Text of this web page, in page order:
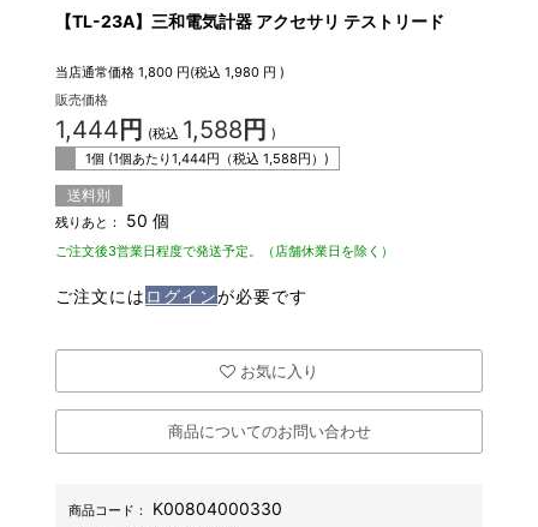
【TL-23A】三和電気計器 アクセサリ テストリード
当店通常価格 1,800 円(税込1,980 円 )
販売価格
1,444 円 (税込 1,588 円 )
1個 (1個あたり1,444円（税込1,588円）)
送料別
残りあと： 50 個
ご注文後3営業日程度で発送予定。（店舗休業日を除く）
ご注文には ログインが必要です
お気に入り
商品についてのお問い合わせ
商品コード： K00804000330